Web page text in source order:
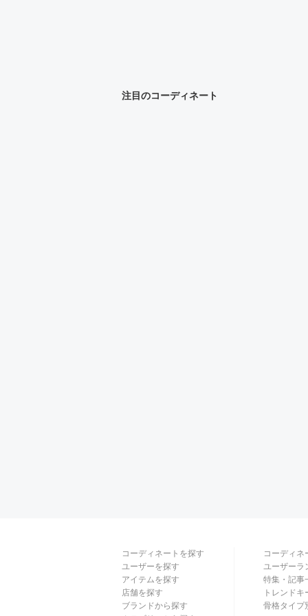
注目のコーディネート
コーディネートを探す
ユーザーを探す
アイテムを探す
店舗を探す
ブランドから探す
コーディネ
ユーザーラ
特集・記事
トレンドキ
骨格タイプ